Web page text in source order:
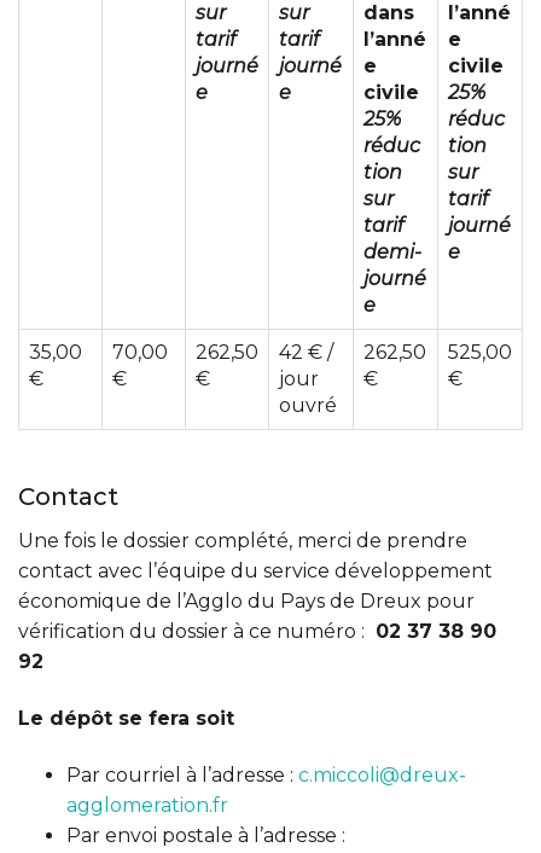
sur
tarif
journé
e
sur
tarif
journé
e
dans
l’anné
e
civile
25%
réduc
tion
sur
tarif
demi-
journé
e
l’anné
e
civile
25%
réduc
tion
sur
tarif
journé
e
35,00
€
70,00
€
262,50
€
42 € /
jour
ouvré
262,50
€
525,00
€
Contact
Une fois le dossier complété, merci de prendre
contact avec l’équipe du service développement
économique de l’Agglo du Pays de Dreux pour
vérification du dossier à ce numéro : 02 37 38 90
92
Le dépôt se fera soit
Par courriel à l’adresse : c.miccoli@dreux-
agglomeration.fr
Par envoi postale à l’adresse :